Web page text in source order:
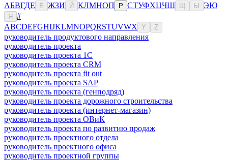
АБВГДЕ Ё ЖЗИ Й КЛМНОП Р СТУФХЦЧШ Ы ЭЮ
Я
#
ABCDEFGHIJKLMNOPQRSTUVWX Y Z
руководитель продуктового направления
руководитель проекта
руководитель проекта 1C
руководитель проекта CRM
руководитель проекта fit out
руководитель проекта SAP
руководитель проекта (генподряд)
руководитель проекта дорожного строительства
руководитель проекта (интернет-магазин)
руководитель проекта ОВиК
руководитель проекта по развитию продаж
руководитель проектного отдела
руководитель проектного офиса
руководитель проектной группы